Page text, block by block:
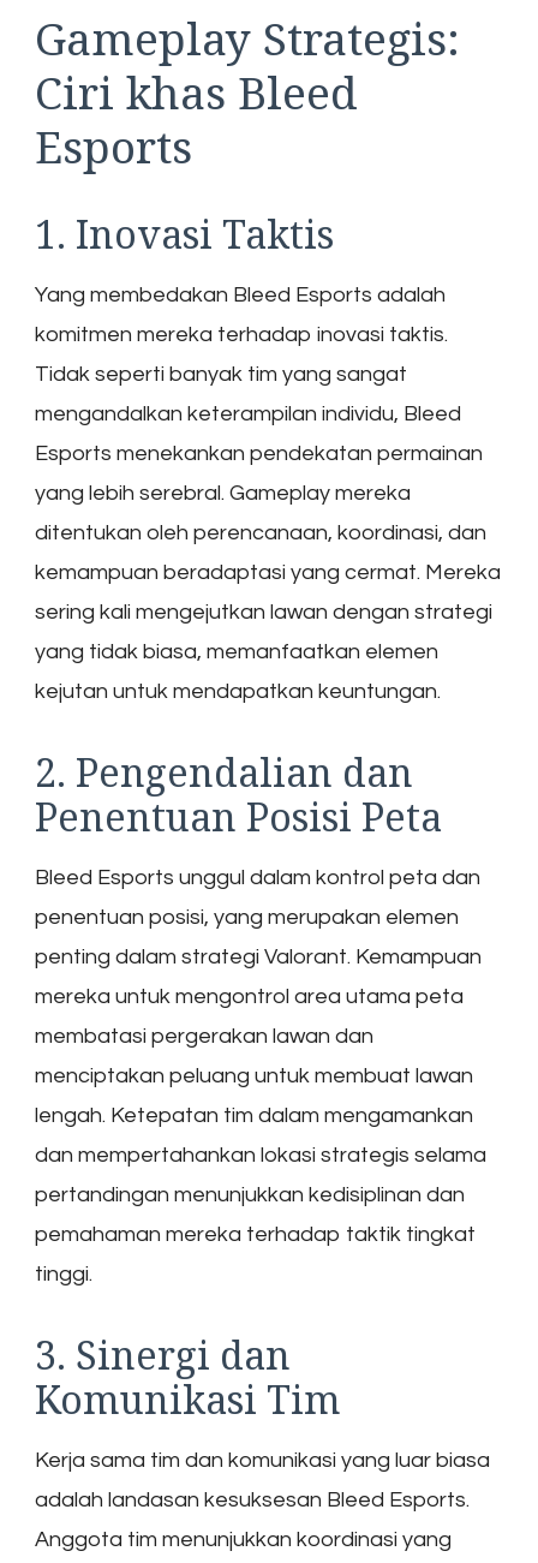
Gameplay Strategis:
Ciri khas Bleed
Esports
1. Inovasi Taktis
Yang membedakan Bleed Esports adalah
komitmen mereka terhadap inovasi taktis.
Tidak seperti banyak tim yang sangat
mengandalkan keterampilan individu, Bleed
Esports menekankan pendekatan permainan
yang lebih serebral. Gameplay mereka
ditentukan oleh perencanaan, koordinasi, dan
kemampuan beradaptasi yang cermat. Mereka
sering kali mengejutkan lawan dengan strategi
yang tidak biasa, memanfaatkan elemen
kejutan untuk mendapatkan keuntungan.
2. Pengendalian dan
Penentuan Posisi Peta
Bleed Esports unggul dalam kontrol peta dan
penentuan posisi, yang merupakan elemen
penting dalam strategi Valorant. Kemampuan
mereka untuk mengontrol area utama peta
membatasi pergerakan lawan dan
menciptakan peluang untuk membuat lawan
lengah. Ketepatan tim dalam mengamankan
dan mempertahankan lokasi strategis selama
pertandingan menunjukkan kedisiplinan dan
pemahaman mereka terhadap taktik tingkat
tinggi.
3. Sinergi dan
Komunikasi Tim
Kerja sama tim dan komunikasi yang luar biasa
adalah landasan kesuksesan Bleed Esports.
Anggota tim menunjukkan koordinasi yang